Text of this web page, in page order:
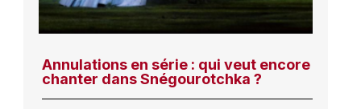
Annulations en série : qui veut encore
chanter dans Snégourotchka ?